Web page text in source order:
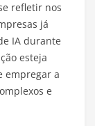
refletir nos
já
IA durante
esteja
empregar a
e